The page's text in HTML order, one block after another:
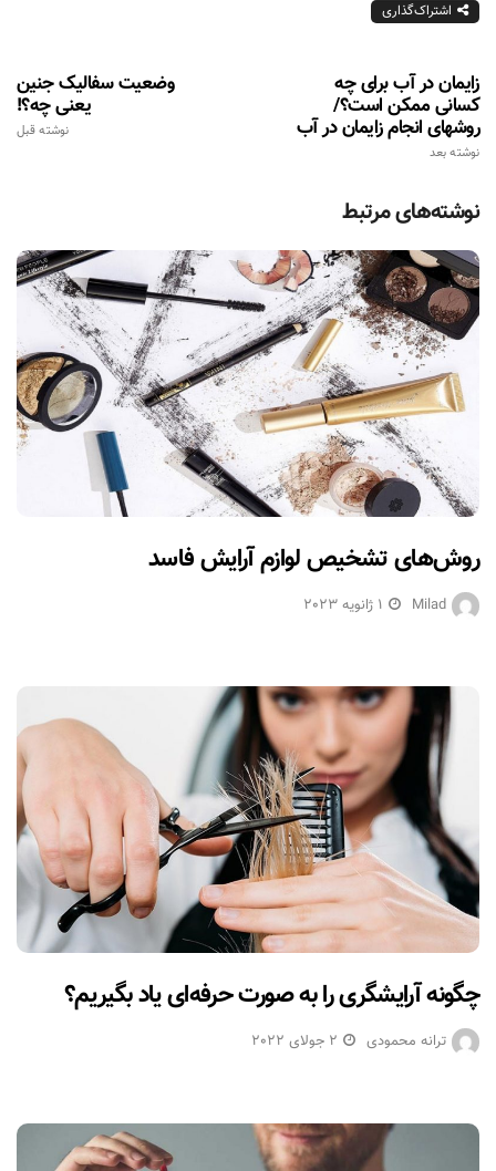
اشتراک‌گذاری
وضعیت سفالیک جنین
یعنی چه؟!
نوشته قبل
زایمان در آب برای چه
کسانی ممکن است؟/
روشهای انجام زایمان در آب
نوشته بعد
نوشته‌های مرتبط
روش‌های تشخیص لوازم آرایش فاسد
Milad 1 ژانویه 2023
چگونه آرایشگری را به صورت حرفه‌ای یاد بگیریم؟
ترانه محمودی 2 جولای 2022